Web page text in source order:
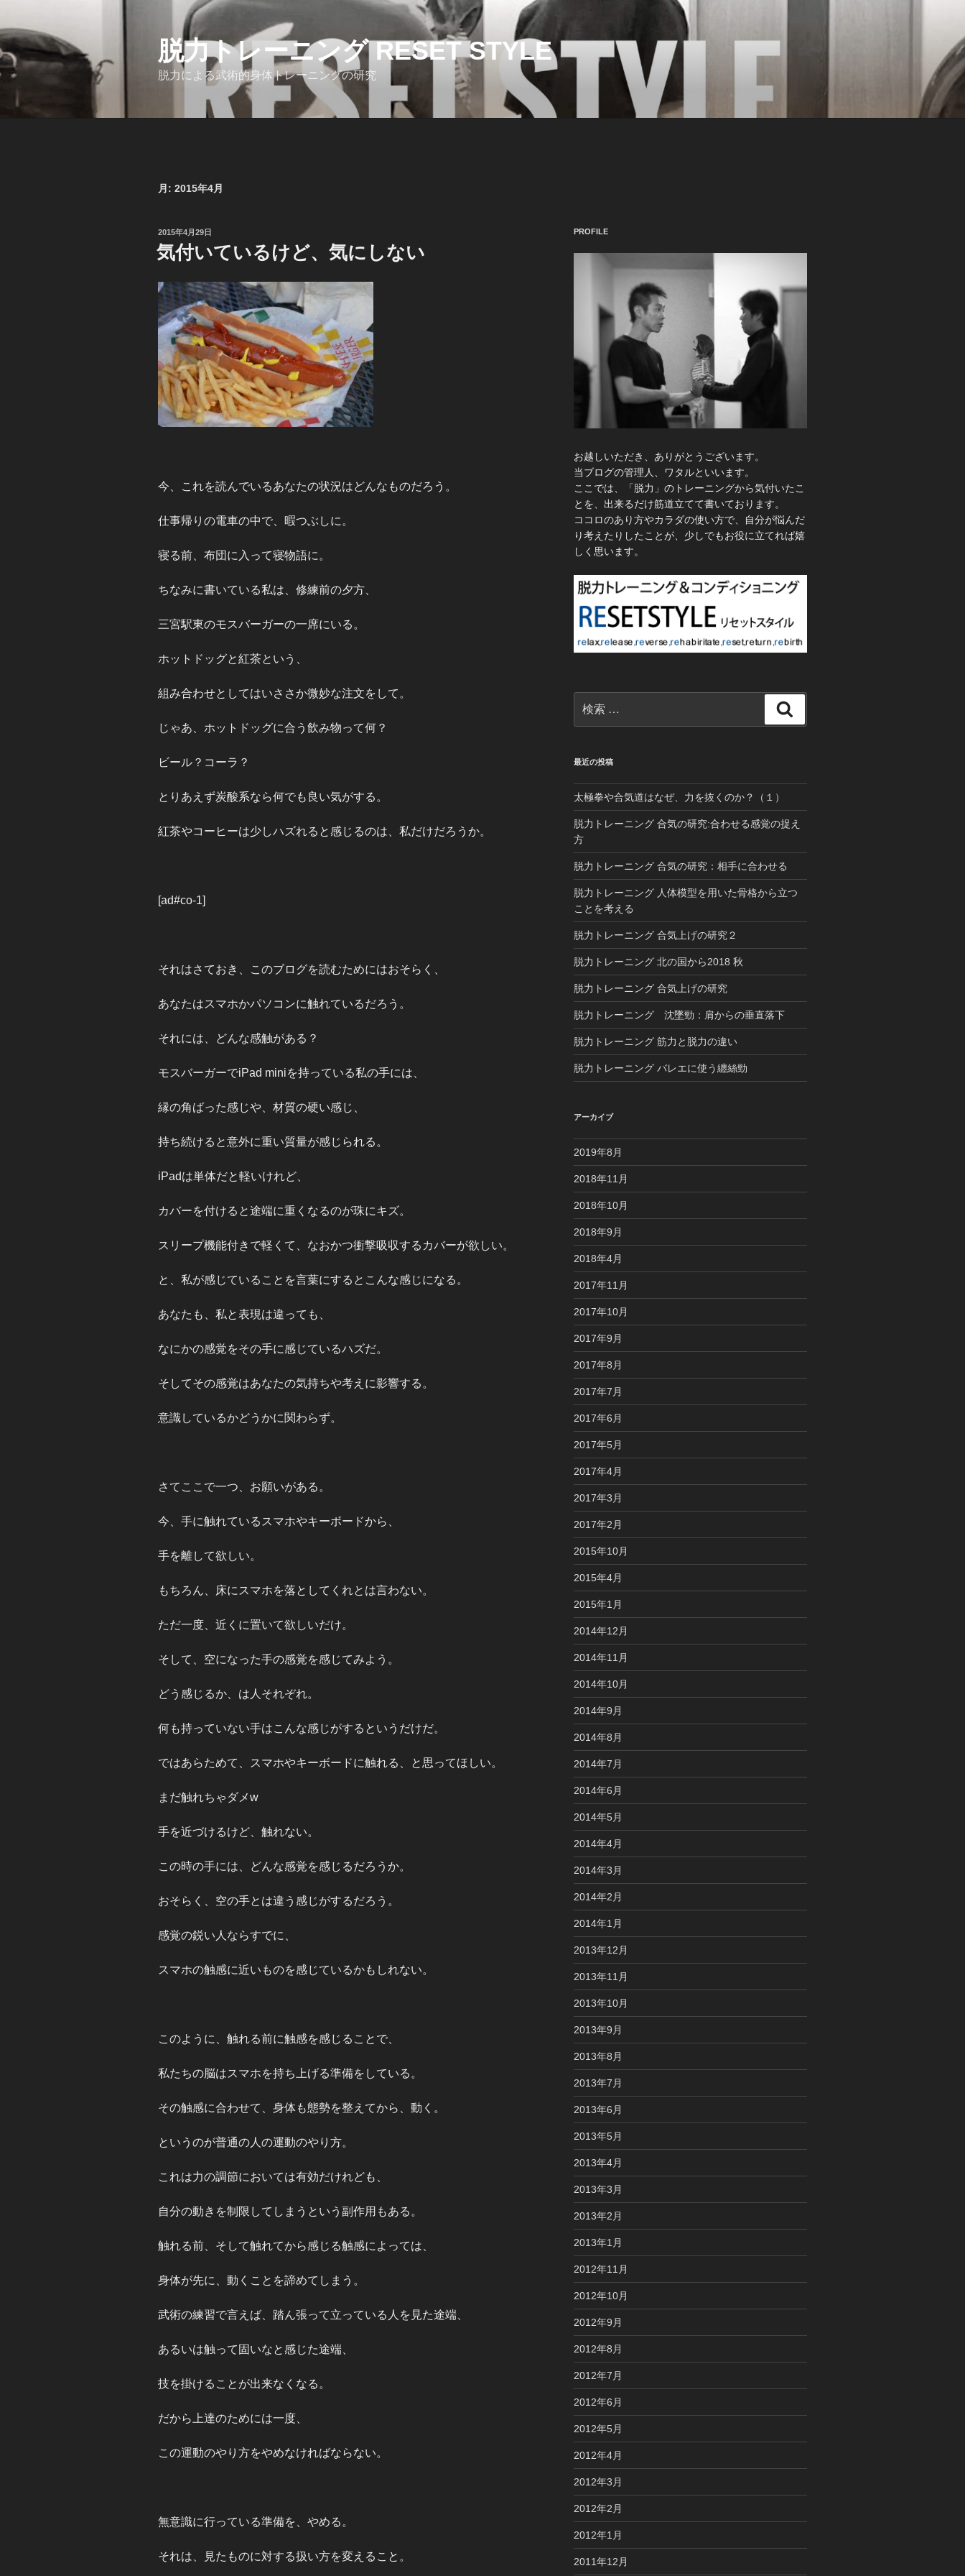
ン
テ
ン
ツ
脱力トレーニング RESET STYLE
脱力による武術的身体トレーニングの研究
月: 2015年4月
投
稿
日:
2015年4月29日
気付いているけど、気にしない
今、これを読んでいるあなたの状況はどんなものだろう。
仕事帰りの電車の中で、暇つぶしに。
寝る前、布団に入って寝物語に。
ちなみに書いている私は、修練前の夕方、
三宮駅東のモスバーガーの一席にいる。
ホットドッグと紅茶という、
組み合わせとしてはいささか微妙な注文をして。
じゃあ、ホットドッグに合う飲み物って何？
ビール？コーラ？
とりあえず炭酸系なら何でも良い気がする。
紅茶やコーヒーは少しハズれると感じるのは、私だけだろうか。
[ad#co-1]
それはさておき、このブログを読むためにはおそらく、
あなたはスマホかパソコンに触れているだろう。
それには、どんな感触がある？
モスバーガーでiPad miniを持っている私の手には、
縁の角ばった感じや、材質の硬い感じ、
持ち続けると意外に重い質量が感じられる。
iPadは単体だと軽いけれど、
カバーを付けると途端に重くなるのが珠にキズ。
スリープ機能付きで軽くて、なおかつ衝撃吸収するカバーが欲しい。
と、私が感じていることを言葉にするとこんな感じになる。
あなたも、私と表現は違っても、
なにかの感覚をその手に感じているハズだ。
そしてその感覚はあなたの気持ちや考えに影響する。
意識しているかどうかに関わらず。
さてここで一つ、お願いがある。
今、手に触れているスマホやキーボードから、
手を離して欲しい。
もちろん、床にスマホを落としてくれとは言わない。
ただ一度、近くに置いて欲しいだけ。
そして、空になった手の感覚を感じてみよう。
どう感じるか、は人それぞれ。
何も持っていない手はこんな感じがするというだけだ。
ではあらためて、スマホやキーボードに触れる、と思ってほしい。
まだ触れちゃダメw
手を近づけるけど、触れない。
この時の手には、どんな感覚を感じるだろうか。
おそらく、空の手とは違う感じがするだろう。
感覚の鋭い人ならすでに、
スマホの触感に近いものを感じているかもしれない。
このように、触れる前に触感を感じることで、
私たちの脳はスマホを持ち上げる準備をしている。
その触感に合わせて、身体も態勢を整えてから、動く。
というのが普通の人の運動のやり方。
これは力の調節においては有効だけれども、
自分の動きを制限してしまうという副作用もある。
触れる前、そして触れてから感じる触感によっては、
身体が先に、動くことを諦めてしまう。
武術の練習で言えば、踏ん張って立っている人を見た途端、
あるいは触って固いなと感じた途端、
技を掛けることが出来なくなる。
だから上達のためには一度、
この運動のやり方をやめなければならない。
無意識に行っている準備を、やめる。
それは、見たものに対する扱い方を変えること。
PROFILE
お越しいただき、ありがとうございます。
当ブログの管理人、ワタルといいます。
ここでは、「脱力」のトレーニングから気付いたこ
とを、出来るだけ筋道立てて書いております。
ココロのあり方やカラダの使い方で、自分が悩んだ
り考えたりしたことが、少しでもお役に立てれば嬉
しく思います。
索:
索
最近の投稿
太極拳や合気道はなぜ、力を抜くのか？（１）
脱力トレーニング 合気の研究:合わせる感覚の捉え
方
脱力トレーニング 合気の研究：相手に合わせる
脱力トレーニング 人体模型を用いた骨格から立つ
ことを考える
脱力トレーニング 合気上げの研究２
脱力トレーニング 北の国から2018 秋
脱力トレーニング 合気上げの研究
脱力トレーニング 沈墜勁：肩からの垂直落下
脱力トレーニング 筋力と脱力の違い
脱力トレーニング バレエに使う纏絲勁
アーカイブ
2019年8月
2018年11月
2018年10月
2018年9月
2018年4月
2017年11月
2017年10月
2017年9月
2017年8月
2017年7月
2017年6月
2017年5月
2017年4月
2017年3月
2017年2月
2015年10月
2015年4月
2015年1月
2014年12月
2014年11月
2014年10月
2014年9月
2014年8月
2014年7月
2014年6月
2014年5月
2014年4月
2014年3月
2014年2月
2014年1月
2013年12月
2013年11月
2013年10月
2013年9月
2013年8月
2013年7月
2013年6月
2013年5月
2013年4月
2013年3月
2013年2月
2013年1月
2012年11月
2012年10月
2012年9月
2012年8月
2012年7月
2012年6月
2012年5月
2012年4月
2012年3月
2012年2月
2012年1月
2011年12月